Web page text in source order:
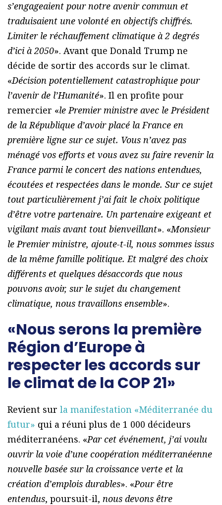
s’engageaient pour notre avenir commun et
traduisaient une volonté en objectifs chiffrés.
Limiter le réchauffement climatique à 2 degrés
d’ici à 2050». Avant que Donald Trump ne
décide de sortir des accords sur le climat.
«Décision potentiellement catastrophique pour
l’avenir de l’Humanité». Il en profite pour
remercier «le Premier ministre avec le Président
de la République d’avoir placé la France en
première ligne sur ce sujet. Vous n’avez pas
ménagé vos efforts et vous avez su faire revenir la
France parmi le concert des nations entendues,
écoutées et respectées dans le monde. Sur ce sujet
tout particulièrement j’ai fait le choix politique
d’être votre partenaire. Un partenaire exigeant et
vigilant mais avant tout bienveillant». «Monsieur
le Premier ministre, ajoute-t-il, nous sommes issus
de la même famille politique. Et malgré des choix
différents et quelques désaccords que nous
pouvons avoir, sur le sujet du changement
climatique, nous travaillons ensemble».
«Nous serons la première
Région d’Europe à
respecter les accords sur
le climat de la COP 21»
Revient sur la manifestation «Méditerranée du
futur» qui a réuni plus de 1 000 décideurs
méditerranéens. «Par cet événement, j’ai voulu
ouvrir la voie d’une coopération méditerranéenne
nouvelle basée sur la croissance verte et la
création d’emplois durables». «Pour être
entendus, poursuit-il, nous devons être